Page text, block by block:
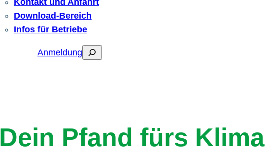
Download-Bereich
Infos für Betriebe
AnmeldungSuchen
Dein Pfand fürs Klima